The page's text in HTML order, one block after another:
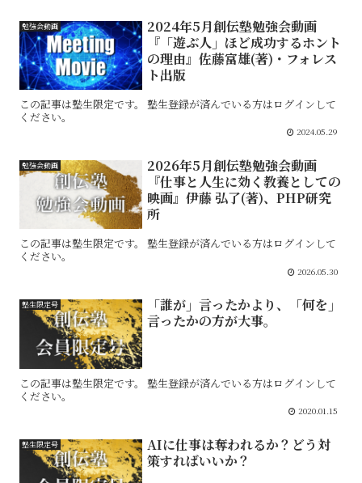
勉強会動画
2024年5月創伝塾勉強会動画
『「遊ぶ人」ほど成功するホント
の理由』佐藤富雄(著)・フォレス
ト出版
この記事は塾生限定です。 塾生登録が済んでいる方はログインして
ください。
2024.05.29
勉強会動画
2026年5月創伝塾勉強会動画
『仕事と人生に効く教養としての
映画』伊藤 弘了(著)、PHP研究
所
この記事は塾生限定です。 塾生登録が済んでいる方はログインして
ください。
2026.05.30
塾生限定号
「誰が」言ったかより、「何を」
言ったかの方が大事。
この記事は塾生限定です。 塾生登録が済んでいる方はログインして
ください。
2020.01.15
塾生限定号
AIに仕事は奪われるか？どう対
策すればいいか？